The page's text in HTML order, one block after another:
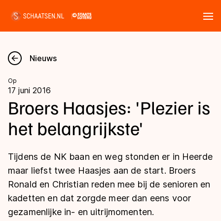
Nieuws
Kalender
Disciplines
Langebaan
Shorttrack
Inlineskaten
Uitslagen
Langebaan
Shorttrack
Marathon
Tijden & historie
Ranglijsten Langebaan
Nieuws
Op
17 juni 2016
Broers Haasjes: 'Plezier is
het belangrijkste'
Tijdens de NK baan en weg stonden er in Heerde
maar liefst twee Haasjes aan de start. Broers
Ronald en Christian reden mee bij de senioren en
kadetten en dat zorgde meer dan eens voor
gezamenlijke in- en uitrijmomenten.